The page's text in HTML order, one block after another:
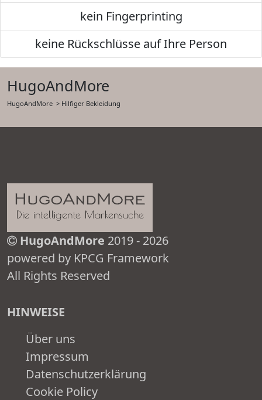
kein Fingerprinting
keine Rückschlüsse auf Ihre Person
HugoAndMore
HugoAndMore > Hilfiger Bekleidung
HugoAndMore 2019 - 2026
powered by KPCG Framework
All Rights Reserved
HINWEISE
Über uns
Impressum
Datenschutzerklärung
Cookie Policy